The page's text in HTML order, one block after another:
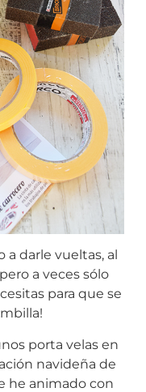
darle vueltas, al
a veces sólo
para que se
porta velas en
navideña de
he animado con